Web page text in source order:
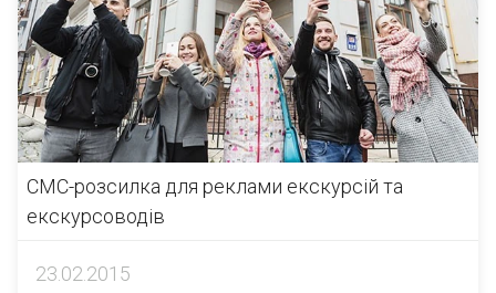
СМС-розсилка для реклами екскурсій та
екскурсоводів
23.02.2015